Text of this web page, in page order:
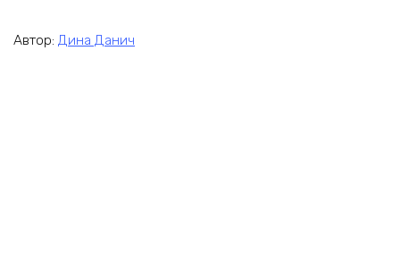
Автор: Дина Данич